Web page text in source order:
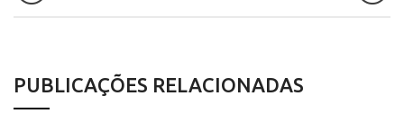
PUBLICAÇÕES RELACIONADAS